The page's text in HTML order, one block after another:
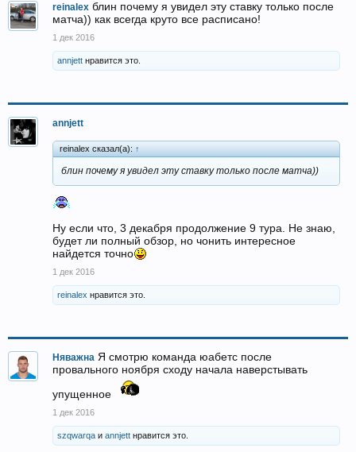
reinalex блин почему я увидел эту ставку только после
матча)) как всегда круто все расписано!
1 дек 2016
annjett нравится это.
annjett
reinalex сказал(а): ↑
блин почему я увидел эту ставку только после матча))
Ну если что, 3 декабря продолжение 9 тура. Не знаю,
будет ли полный обзор, но чонить интересное
найдется точно
1 дек 2016
reinalex нравится это.
Няважна Я смотрю команда юабетс после
провального ноября сходу начала наверстывать
упущенное
1 дек 2016
szqwarqa и annjett нравится это.